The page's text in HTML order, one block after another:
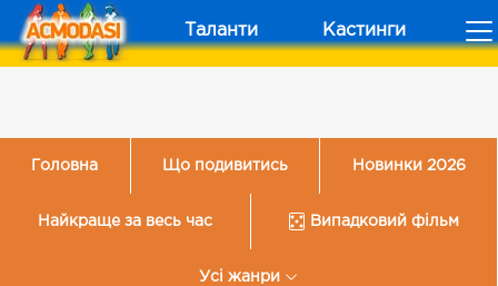
Таланти Кастинги
Головна Що подивитись Новинки 2026
Найкраще за весь час Випадковий фільм
Усі жанри